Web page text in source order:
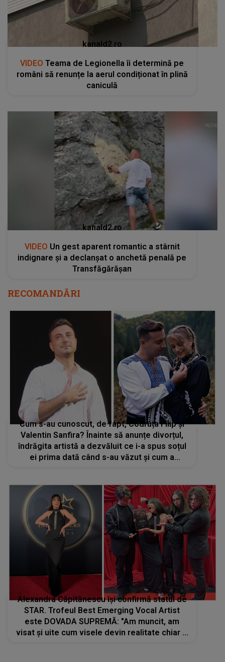
kanald2.ro
VIDEO Teama de Legionella îi determină pe
români să renunțe la aerul condiționat în plină
caniculă
kanald2.ro
VIDEO Un gest aparent romantic a stârnit
indignare și a declanșat o anchetă penală pe
Transfăgărășan
RECOMANDĂRI
Cum s-au cunoscut, de fapt, Codruța Filip și
Valentin Sanfira? Înainte să anunțe divorțul,
îndrăgita artistă a dezvăluit ce i-a spus soțul
ei prima dată când s-au văzut și cum a
Alexandra Căpitănescu își confirmă statul de
STAR. Trofeul Best Emerging Vocal Artist
este DOVADA SUPREMĂ: "Am muncit, am
visat și uite cum visele devin realitate chiar și